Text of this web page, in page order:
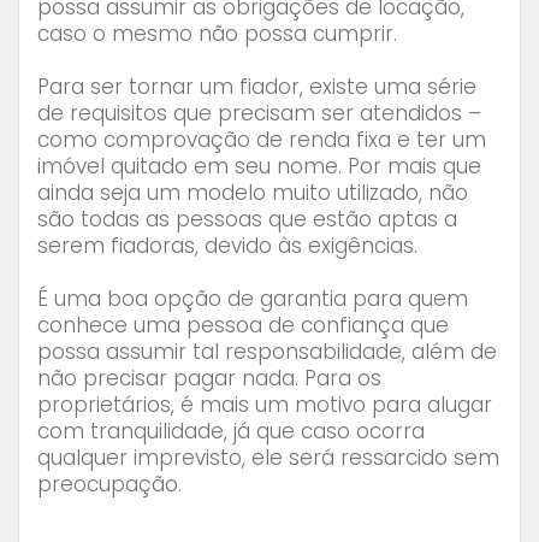
possa assumir as obrigações de locação,
caso o mesmo não possa cumprir.
Para ser tornar um fiador, existe uma série
de requisitos que precisam ser atendidos –
como comprovação de renda fixa e ter um
imóvel quitado em seu nome. Por mais que
ainda seja um modelo muito utilizado, não
são todas as pessoas que estão aptas a
serem fiadoras, devido às exigências.
É uma boa opção de garantia para quem
conhece uma pessoa de confiança que
possa assumir tal responsabilidade, além de
não precisar pagar nada. Para os
proprietários, é mais um motivo para alugar
com tranquilidade, já que caso ocorra
qualquer imprevisto, ele será ressarcido sem
preocupação.